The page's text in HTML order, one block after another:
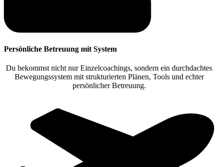
Persönliche Betreuung mit System
Du bekommst nicht nur Einzelcoachings, sondern ein durchdachtes
Bewegungssystem mit strukturierten Plänen, Tools und echter
persönlicher Betreuung.